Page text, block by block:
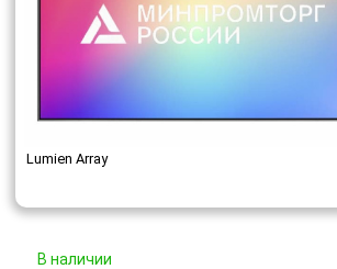
Lumien Array
В наличии